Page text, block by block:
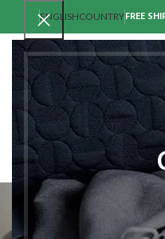
ENGLISHCOUNTRYFREE